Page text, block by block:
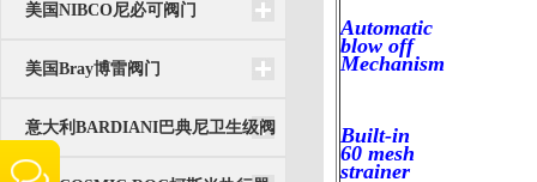
美国NIBCO尼必可阀门
美国Bray博雷阀门
意大利BARDIANI巴典尼卫生级阀
Automatic
blow off
Mechanism
Built-in
60 mesh
strainer